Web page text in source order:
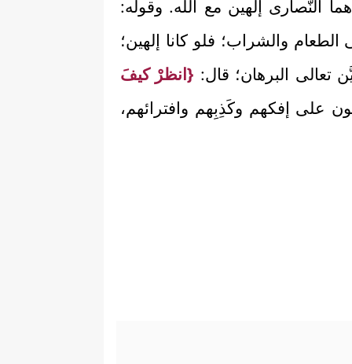
النَّصارى إلهين مع الله. وقوله:
والشراب؛ فلو كانا إلهين؛
تعالى البرهان؛ قال: {انظرْ كيفَ
على إفكهم وكَذِبِهم وافترائهم،